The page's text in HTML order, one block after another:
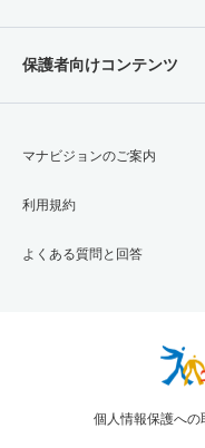
保護者向けコンテンツ
マナビジョンのご案内
利用規約
よくある質問と回答
個人情報保護への